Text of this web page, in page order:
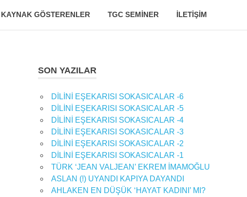
KAYNAK GÖSTERENLER TGC SEMINER İLETIŞIM
SON YAZILAR
DİLİNİ EŞEKARISI SOKASICALAR -6
DİLİNİ EŞEKARISI SOKASICALAR -5
DİLİNİ EŞEKARISI SOKASICALAR -4
DİLİNİ EŞEKARISI SOKASICALAR -3
DİLİNİ EŞEKARISI SOKASICALAR -2
DİLİNİ EŞEKARISI SOKASICALAR -1
TÜRK ‘JEAN VALJEAN’ EKREM İMAMOĞLU
ASLAN (!) UYANDI KAPIYA DAYANDI
AHLAKEN EN DÜŞÜK ‘HAYAT KADINI’ MI?